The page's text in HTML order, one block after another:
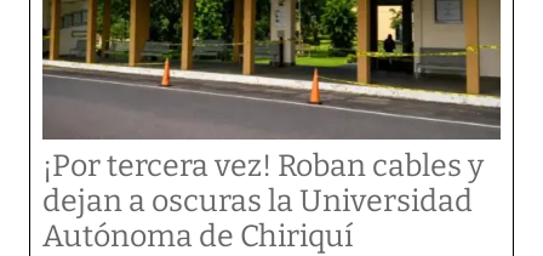
¡Por tercera vez! Roban cables y
dejan a oscuras la Universidad
Autónoma de Chiriquí